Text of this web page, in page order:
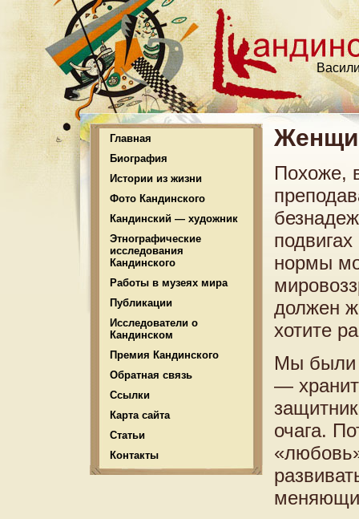
Главная
Биография
Истории из жизни
Фото Кандинского
Кандинский — художник
Этнографические
исследования
Кандинского
Работы в музеях мира
Публикации
Исследователи о
Кандинском
Премия Кандинского
Обратная связь
Ссылки
Карта сайта
Статьи
Контакты
Похоже,
нормы
должен
хотите
Мы были
—
очага.